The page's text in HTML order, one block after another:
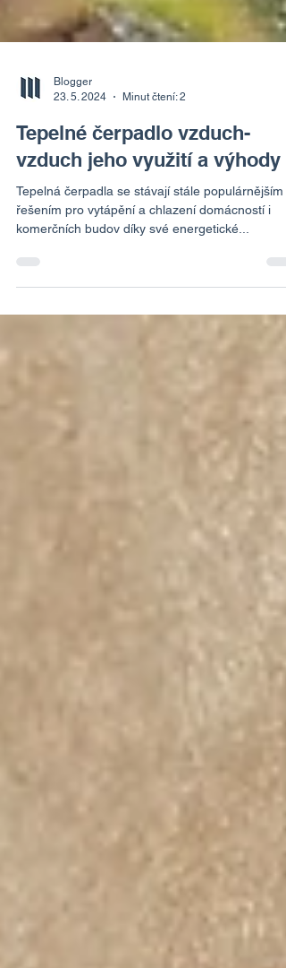
Blogger
23. 5. 2024
Minut čtení: 2
Tepelné čerpadlo vzduch-
vzduch jeho využití a výhody
Tepelná čerpadla se stávají stále populárnějším